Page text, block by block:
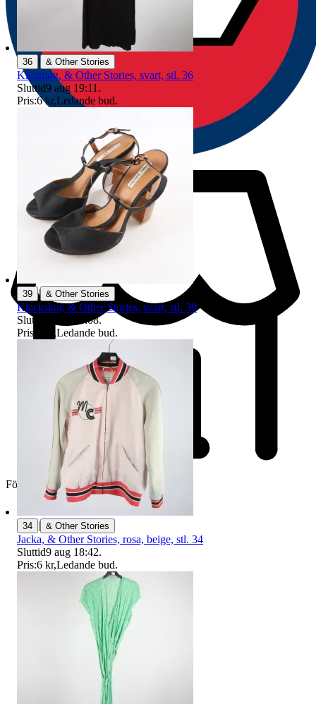
Företag
36 | & Other Stories
Klänning, & Other Stories, svart, stl. 36
Sluttid9 aug 19:11 .
Pris:6 kr,Ledande bud.
39 | & Other Stories
Klackskor, & Other Stories, svart, stl. 39
Sluttid
9 aug 18:08.
Pris:
,Ledande bud.
34 | & Other Stories
Jacka, & Other Stories, rosa, beige, stl. 34
Sluttid9 aug 18:42.
Pris:6 kr,Ledande bud.